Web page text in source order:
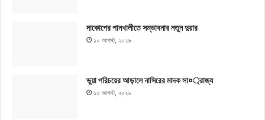
দাকোপের পানখালীতে সম্ভাবনার নতুন দুয়ার
১০ আগস্ট, ২০২৬
ভুয়া পরিচয়ের আড়ালে নাসিরের মাদক সা¤্রাজ্য
১০ আগস্ট, ২০২৬